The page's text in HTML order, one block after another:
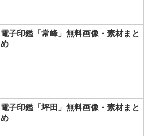
電子印鑑「常峰」無料画像・素材まと
め
電子印鑑「坪田」無料画像・素材まと
め